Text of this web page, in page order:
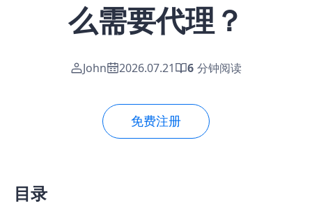
么需要代理？
John 2026.07.21 6 分钟阅读
免费注册
目录